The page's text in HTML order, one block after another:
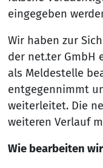
eingegeben
Wir haben zur
der net.ter GmbH
als Meldestelle
entgegennimmt
weiterleitet. Die
weiteren Verlauf
Wie bearbeiten